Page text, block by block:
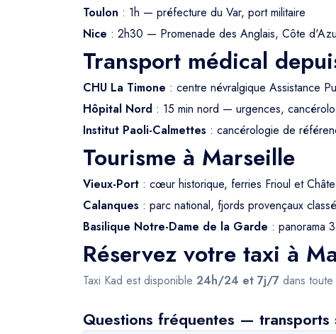
Toulon : 1h — préfecture du Var, port militaire
Nice : 2h30 — Promenade des Anglais, Côte
Transport médical
CHU La Timone : centre névralgique Assistance
Hôpital Nord : 15 min nord — urgences,
Institut Paoli-Calmettes : cancérologie de
Tourisme à Marseille
Vieux-Port : cœur historique, ferries Frioul et
Calanques : parc national, fjords provençaux
Basilique Notre-Dame de la Garde : panorama
Réservez votre taxi à
Taxi Kad est disponible 24h/24 et 7j/7 dans
Questions fréquentes — transports